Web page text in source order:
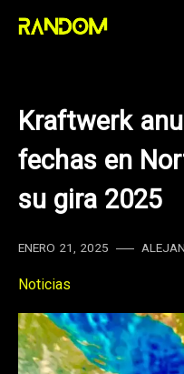
Skip
Kraftwerk
fechas en
su gira 2025
ENERO 21, 2025
Noticias